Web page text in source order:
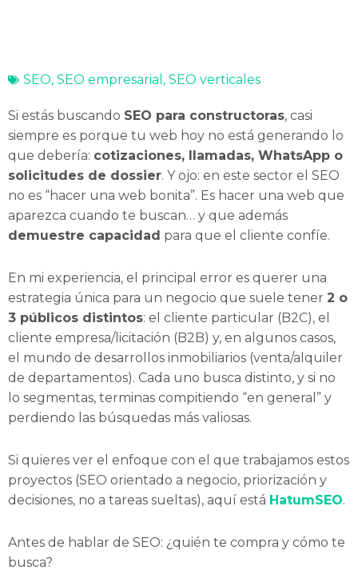
SEO, SEO empresarial , SEO verticales
Si estás buscando SEO para constructoras, casi
siempre es porque tu web hoy no está generando lo
que debería: cotizaciones, llamadas, WhatsApp o
solicitudes de dossier. Y ojo: en este sector el SEO
no es “hacer una web bonita”. Es hacer una web que
aparezca cuando te buscan… y que además
demuestre capacidad para que el cliente confíe.
En mi experiencia, el principal error es querer una
estrategia única para un negocio que suele tener 2 o
3 públicos distintos: el cliente particular (B2C), el
cliente empresa/licitación (B2B) y, en algunos casos,
el mundo de desarrollos inmobiliarios (venta/alquiler
de departamentos). Cada uno busca distinto, y si no
lo segmentas, terminas compitiendo “en general” y
perdiendo las búsquedas más valiosas.
Si quieres ver el enfoque con el que trabajamos estos
proyectos (SEO orientado a negocio, priorización y
decisiones, no a tareas sueltas), aquí está HatumSEO.
Antes de hablar de SEO: ¿quién te compra y cómo te
busca?